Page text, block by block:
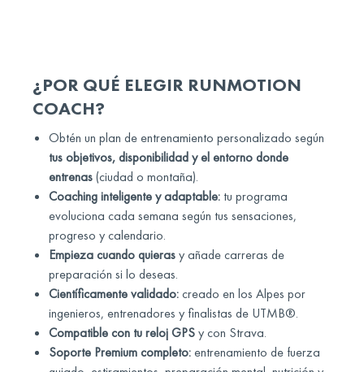
¿POR QUÉ ELEGIR RUNMOTION
COACH?
Obtén un plan de entrenamiento personalizado según
tus objetivos, disponibilidad y el entorno donde
entrenas(ciudad o montaña).
Coaching inteligente y adaptable: tu programa
evoluciona cada semana según tus sensaciones,
progreso y calendario.
Empieza cuando quierasy añade carreras de
preparación si lo deseas.
Científicamente validado:creado en los Alpes por
ingenieros, entrenadores y finalistas de UTMB®.
Compatible con tu reloj GPSy con Strava.
Soporte Premium completo:entrenamiento de fuerza